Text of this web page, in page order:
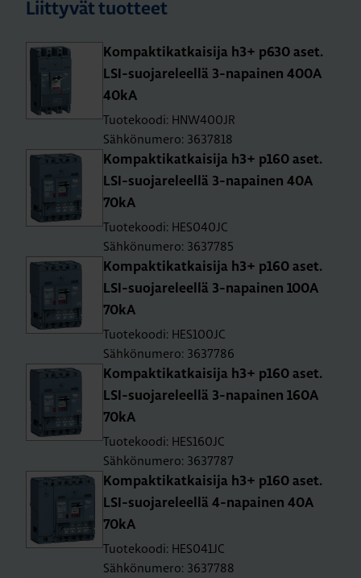
Liittyvät tuotteet
Kom­pak­ti­kat­kai­si­ja h3+ p630 aset.
LSI-suo­ja­re­leel­lä 3-na­pai­nen 400A
40kA
Tuotekoodi: HNW400JR
Sähkönumero: 3637818
Kom­pak­ti­kat­kai­si­ja h3+ p160 aset.
LSI-suo­ja­re­leel­lä 3-na­pai­nen 40A
70kA
Tuotekoodi: HES040JC
Sähkönumero: 3637785
Kom­pak­ti­kat­kai­si­ja h3+ p160 aset.
LSI-suo­ja­re­leel­lä 3-na­pai­nen 100A
70kA
Tuotekoodi: HES100JC
Sähkönumero: 3637786
Kom­pak­ti­kat­kai­si­ja h3+ p160 aset.
LSI-suo­ja­re­leel­lä 3-na­pai­nen 160A
70kA
Tuotekoodi: HES160JC
Sähkönumero: 3637787
Kom­pak­ti­kat­kai­si­ja h3+ p160 aset.
LSI-suo­ja­re­leel­lä 4-na­pai­nen 40A
70kA
Tuotekoodi: HES041JC
Sähkönumero: 3637788